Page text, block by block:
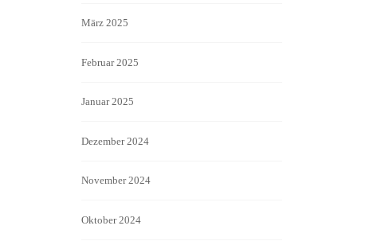
März 2025
Februar 2025
Januar 2025
Dezember 2024
November 2024
Oktober 2024